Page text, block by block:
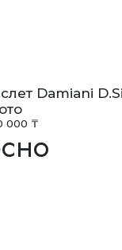
Damiani
000 ₸